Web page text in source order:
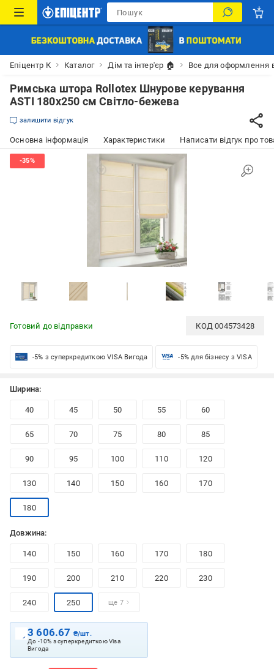
Епіцентр К Каталог Дім та інтер'єр 🏠 Все для оформлення
Римська штора Rollotex Шнурове керування
ASTI 180x250 см Світло-бежева
залишити відгук
Основна інформація Характеристики Написати відгук про
Готовий до відправки КОД004573428
-5% з суперкредиткою VISA Вигода -5% для бізнесу з VISA
Ширина:
40 45 50 55 60
65 70 75 80 85
90 95 100 110 120
130 140 150 160 170
180
Довжина:
140 150 160 170 180
190 200 210 220 230
240 250 ще 7
3 606.67 ₴/шт.
До -10% з суперкредиткою Visa
Вигода